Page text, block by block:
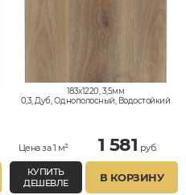
183x1220, 3,5мм
0,3, Дуб, Однополосный, Водостойкий
Цена за 1 м² 1 581 руб.
КУПИТЬ
ДЕШЕВЛЕ
В КОРЗИНУ